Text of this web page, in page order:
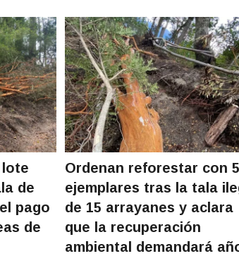
de
pago
de
Ordenan reforestar con
ejemplares tras la tala
de 15 arrayanes y aclara
que la recuperación
ambiental demandará